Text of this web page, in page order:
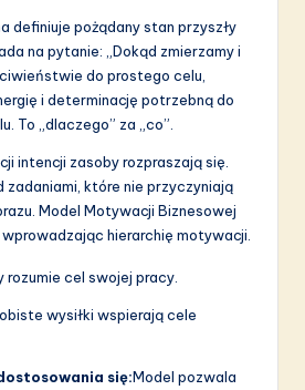
definiuje pożądany stan przyszły
na pytanie: „Dokąd zmierzamy i
do prostego celu,
i determinację potrzebną do
To „dlaczego” za „co”.
intencji zasoby rozpraszają się.
zadaniami, które nie przyczyniają
Model Motywacji Biznesowej
hierarchię motywacji.
rozumie cel swojej pracy.
wysiłki wspierają cele
się:Model pozwala